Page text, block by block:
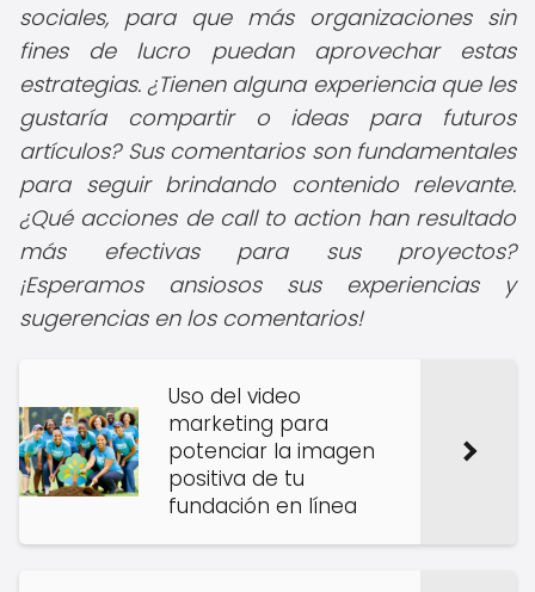
sociales, para que más organizaciones sin
fines de lucro puedan aprovechar estas
estrategias. ¿Tienen alguna experiencia que les
gustaría compartir o ideas para futuros
artículos? Sus comentarios son fundamentales
para seguir brindando contenido relevante.
¿Qué acciones de call to action han resultado
más efectivas para sus proyectos?
¡Esperamos ansiosos sus experiencias y
sugerencias en los comentarios!
Uso del video
marketing para
potenciar la imagen
positiva de tu
fundación en línea